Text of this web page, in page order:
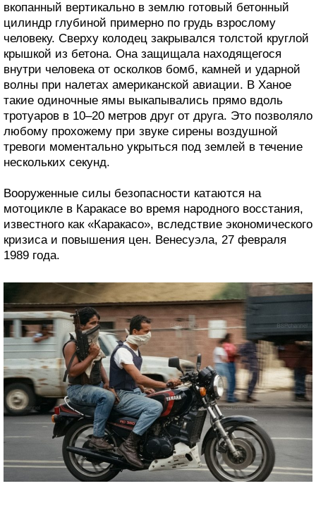
вкопанный вертикально в землю готовый бетонный
цилиндр глубиной примерно по грудь взрослому
человеку. Сверху колодец закрывался толстой круглой
крышкой из бетона. Она защищала находящегося
внутри человека от осколков бомб, камней и ударной
волны при налетах американской авиации. В Ханое
такие одиночные ямы выкапывались прямо вдоль
тротуаров в 10–20 метров друг от друга. Это позволяло
любому прохожему при звуке сирены воздушной
тревоги моментально укрыться под землей в течение
нескольких секунд.
Вооруженные силы безопасности катаются на
мотоцикле в Каракасе во время народного восстания,
известного как «Каракасо», вследствие экономического
кризиса и повышения цен. Венесуэла, 27 февраля
1989 года.